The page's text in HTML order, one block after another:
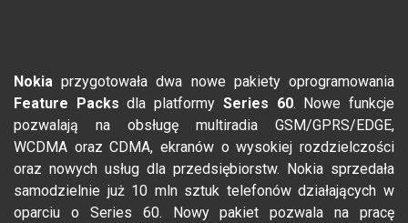
Nokia przygotowała dwa nowe pakiety oprogramowania
Feature Packs dla platformy Series 60. Nowe funkcje
pozwalają na obsługę multiradia GSM/GPRS/EDGE,
WCDMA oraz CDMA, ekranów o wysokiej rozdzielczości
oraz nowych usług dla przedsiębiorstw. Nokia sprzedała
samodzielnie już 10 mln sztuk telefonów działających w
oparciu o Series 60. Nowy pakiet pozwala na pracę